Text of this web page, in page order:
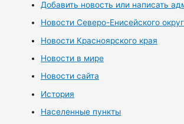
Добавить новость или написать
Новости Северо-Енисейского
Новости Красноярского края
Новости в мире
Новости сайта
История
Населенные пункты